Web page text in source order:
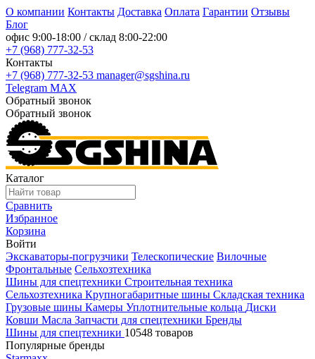
О компании Контакты Доставка Оплата Гарантии Отзывы
Блог
офис 9:00-18:00 / склад 8:00-22:00
+7 (968) 777-32-53
Контакты
+7 (968) 777-32-53 manager@sgshina.ru
Telegram MAX
Обратный звонок
Обратный звонок
Каталог
Сравнить
Избранное
Корзина
Войти
Экскаваторы-погрузчики Телескопические Вилочные
Фронтальные Сельхозтехника
Шины для спецтехники Строительная техника
Сельхозтехника Крупногабаритные шины Складская техника
Грузовые шины Камеры Уплотнительные кольца Диски
Ковши Масла Запчасти для спецтехники Бренды
Шины для спецтехники 10548 товаров
Популярные бренды